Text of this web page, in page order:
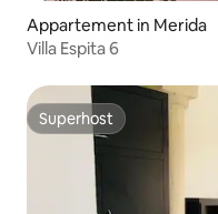
Appartement in Merida
Villa Espita 6
Superhost
Superhost